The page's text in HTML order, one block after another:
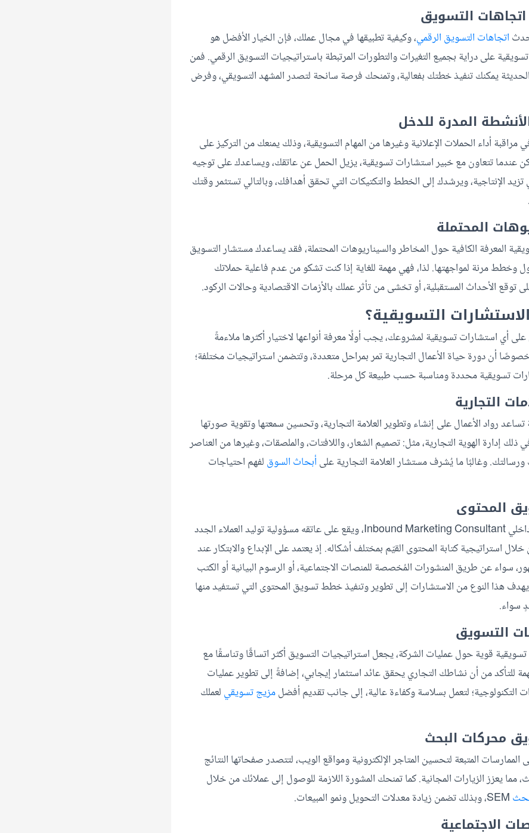
اتجاهات التسويق الرقمي، وكيفية تطبيقها في مجال عملك، فإن الخيار الأفضل هو
على دراية بجميع التغيرات والتطورات المرتبطة باستراتيجيات التسويق الرقمي. فمن
يمكنك تنفيذ خطتك بفعالية، وتمنحك فرصة سانحة لتصدر المشهد التسويقي، وفرض
أداء الحملات الإعلانية وغيرها من المهام التسويقية، وذلك يمنعك من التركيز على
عندما تتعاون مع خبير استشارات تسويقية، يزيل الحمل عن عاتقك، ويساعدك على توجيه
الإنتاجية، ويرشدك إلى الخطط والتكتيكات التي تحقق أهدافك، وبالتالي تستثمر وقتك
المعرفة الكافية حول المخاطر والسيناريوهات المحتملة، فقد يساعدك مستشار التسويق
وخطط مرنة لمواجهتها. لذا، فهي مهمة للغاية إذا كنت تشكو من عدم فاعلية حملاتك
توقع الأحداث المستقبلية، أو تخشى من تأثر عملك بالأزمات الاقتصادية وحالات الركود.
التسويقية؟
أي استشارات تسويقية لمشروعك، يجب أولًا معرفة أنواعها لاختيار أكثرها ملاءمةً
أن دورة حياة الأعمال التجارية تمر بمراحل متعددة، وتتضمن استراتيجيات مختلفة؛
تسويقية محددة ومناسبة حسب طبيعة كل مرحلة.
التجارية
رواد الأعمال على إنشاء وتطوير العلامة التجارية، وتحسين سمعتها وتقوية صورتها
في ذلك إدارة الهوية التجارية، مثل: تصميم الشعار، واللافتات، والملصقات، وغيرها من العناصر
وغالبًا ما يُشرف مستشار العلامة التجارية علىأبحاث السوق لفهم احتياجات
المحتوى
يقدمها مستشار تسويق داخلي Inbound Marketing Consultant، ويقع على عاتقه مسؤولية توليد العملاء الجدد
استراتيجية كتابة المحتوى القيّم بمختلف أشكاله. إذ يعتمد على الإبداع والابتكار عند
سواء عن طريق المنشورات المُخصصة للمنصات الاجتماعية، أو الرسوم البيانية أو الكتب
يهدف هذا النوع من الاستشارات إلى تطوير وتنفيذ خطط تسويق المحتوى التي تستفيد منها
سواء.
التسويق
قوية حول عمليات الشركة، يجعل استراتيجيات التسويق أكثر اتساقًا وتناسقًا مع
للتأكد من أن نشاطك التجاري يحقق عائد استثمار إيجابي، إضافةً إلى تطوير عمليات
التكنولوجية؛ لتعمل بسلاسة وكفاءة عالية، إلى جانب تقديم أفضلمزيج تسويقي لعملك
محركات البحث
المتبعة لتحسين المتاجر الإلكترونية ومواقع الويب، لتتصدر صفحاتها النتائج
مما يعزز الزيارات المجانية. كما تمنحك المشورة اللازمة للوصول إلى عملائك من خلال
الاجتماعية